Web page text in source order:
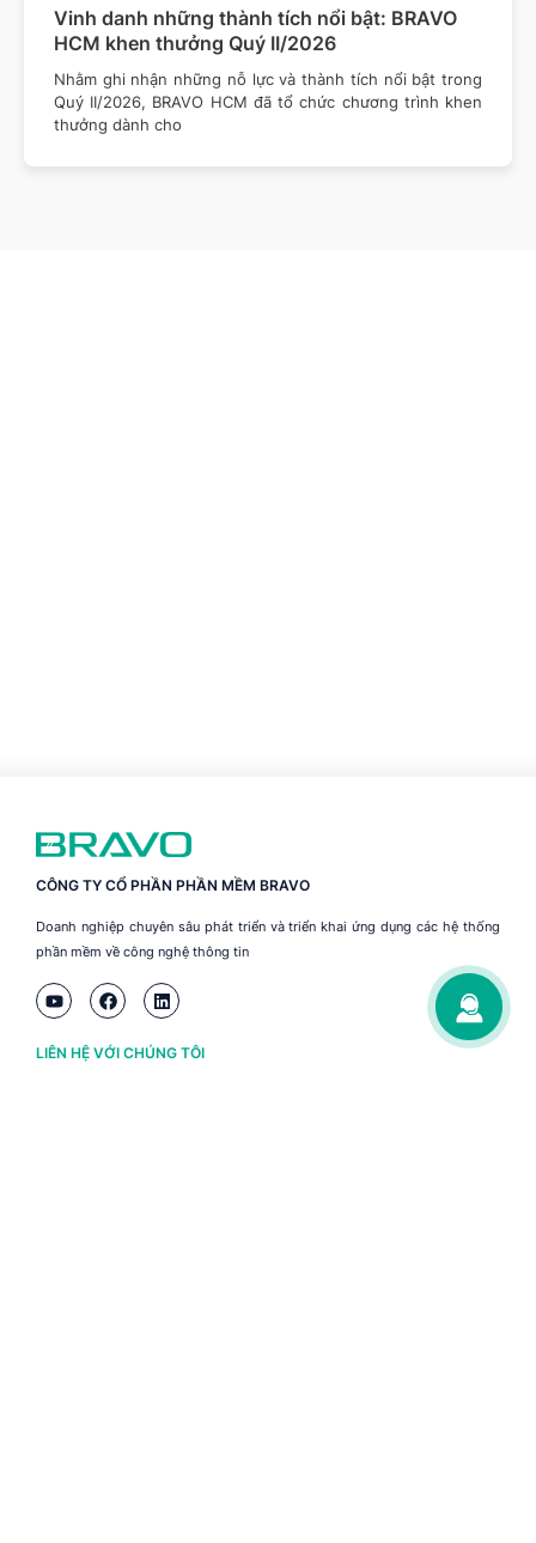
Vinh danh những thành tích nổi bật: BRAVO
HCM khen thưởng Quý II/2026
Nhằm ghi nhận những nỗ lực và thành tích nổi bật trong
Quý II/2026, BRAVO HCM đã tổ chức chương trình khen
thưởng dành cho
CÔNG TY CỔ PHẦN PHẦN MỀM BRAVO
Doanh nghiệp chuyên sâu phát triển và triển khai ứng dụng các hệ thống
phần mềm về công nghệ thông tin
LIÊN HỆ VỚI CHÚNG TÔI